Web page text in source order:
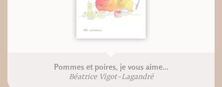
Pommes et poires, je vous aime...
Béatrice Vigot-Lagandré